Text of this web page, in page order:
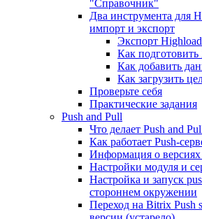
"Справочник"
Два инструмента для
импорт и экспорт
Экспорт
Как
Как добавить
Как загрузить
Проверьте себя
Практические задания
Push and Pull
Что делает Push and
Как работает Push-
Информация о версиях
Настройки модуля и
Настройка и запуск
стороннем окружении
Переход на Bitrix Push